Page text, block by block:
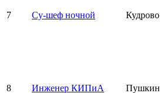
7 Су-шеф ночной Кудрово
8 Инженер КИПиА Пушкин